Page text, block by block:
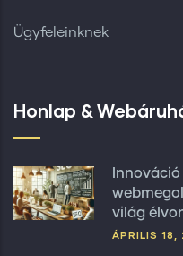
Ügyfeleinknek
Honlap &
világ
ÁPRILIS 18,